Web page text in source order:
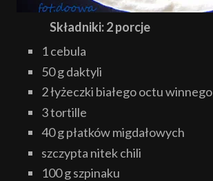
Składniki: 2 porcje
1 cebula
50 g daktyli
2 łyżeczki białego octu winnego
3 tortille
40 g płatków migdałowych
szczypta nitek chili
100 g szpinaku